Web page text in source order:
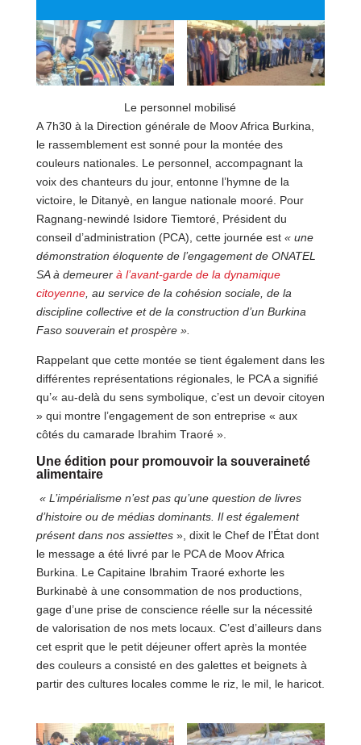
Le personnel mobilisé
A 7h30 à la Direction générale de Moov Africa Burkina,
le rassemblement est sonné pour la montée des
couleurs nationales. Le personnel, accompagnant la
voix des chanteurs du jour, entonne l’hymne de la
victoire, le Ditanyè, en langue nationale mooré. Pour
Ragnang-newindé Isidore Tiemtoré, Président du
conseil d’administration (PCA), cette journée est « une
démonstration éloquente de l’engagement de ONATEL
SA à demeurer à l’avant-garde de la dynamique
citoyenne, au service de la cohésion sociale, de la
discipline collective et de la construction d’un Burkina
Faso souverain et prospère ».
Rappelant que cette montée se tient également dans les
différentes représentations régionales, le PCA a signifié
qu’« au-delà du sens symbolique, c’est un devoir citoyen
» qui montre l’engagement de son entreprise « aux
côtés du camarade Ibrahim Traoré ».
Une édition pour promouvoir la souveraineté
alimentaire
« L’impérialisme n’est pas qu’une question de livres
d’histoire ou de médias dominants. Il est également
présent dans nos assiettes», dixit le Chef de l’État dont
le message a été livré par le PCA de Moov Africa
Burkina. Le Capitaine Ibrahim Traoré exhorte les
Burkinabè à une consommation de nos productions,
gage d’une prise de conscience réelle sur la nécessité
de valorisation de nos mets locaux. C’est d’ailleurs dans
cet esprit que le petit déjeuner offert après la montée
des couleurs a consisté en des galettes et beignets à
partir des cultures locales comme le riz, le mil, le haricot.